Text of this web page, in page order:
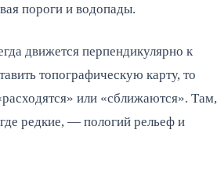
пороги и водопады.
движется перпендикулярно к
топографическую карту, то
или «сближаются». Там,
редкие, — пологий рельеф и